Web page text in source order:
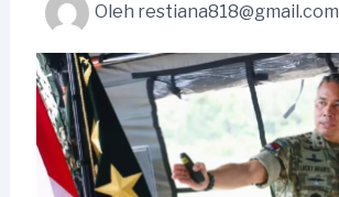
Oleh restiana818@gmail.com